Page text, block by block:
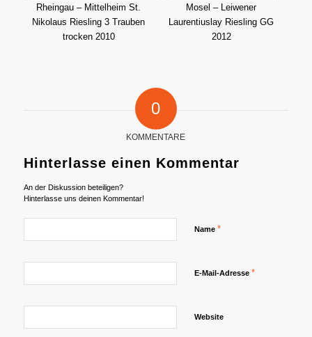
0
KOMMENTARE
Hinterlasse einen Kommentar
An der Diskussion beteiligen?
Hinterlasse uns deinen Kommentar!
Name *
E-Mail-Adresse *
Website